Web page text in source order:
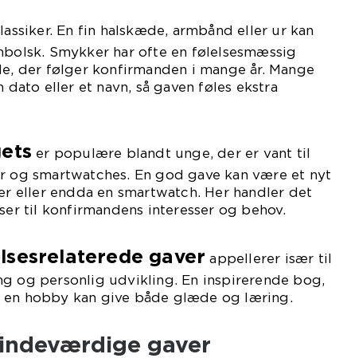
En fin halskæde, armbånd eller ur kan
Smykker har ofte en følelsesmæssig
der følger konfirmanden i mange år. Mange
eller et navn, så gaven føles ekstra
er populære blandt unge, der er vant til
og smartwatches. En god gave kan være et nyt
eller endda en smartwatch. Her handler det
til konfirmandens interesser og behov.
gaver appellerer især til
og personlig udvikling. En inspirerende bog,
en hobby kan give både glæde og læring.
gaver